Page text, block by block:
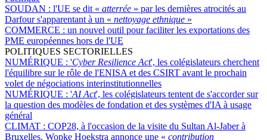
SOUDAN : l'UE se dit « atterrée » par les dernières atrocités au
Darfour s'apparentant à un « nettoyage ethnique »
COMMERCE : un nouvel outil pour faciliter les exportations des
PME européennes hors de l'UE
POLITIQUES SECTORIELLES
NUMÉRIQUE : 'Cyber Resilience Act', les colégislateurs cherchent
l'équilibre sur le rôle de l'ENISA et des CSIRT avant le prochain
volet de négociations interinstitutionnelles
NUMÉRIQUE : 'AI Act', les colégislateurs tentent de s'accorder sur
la question des modèles de fondation et des systèmes d'IA à usage
général
CLIMAT : COP28, à l'occasion de la visite du Sultan Al-Jaber à
Bruxelles, Wopke Hoekstra annonce une « contribution